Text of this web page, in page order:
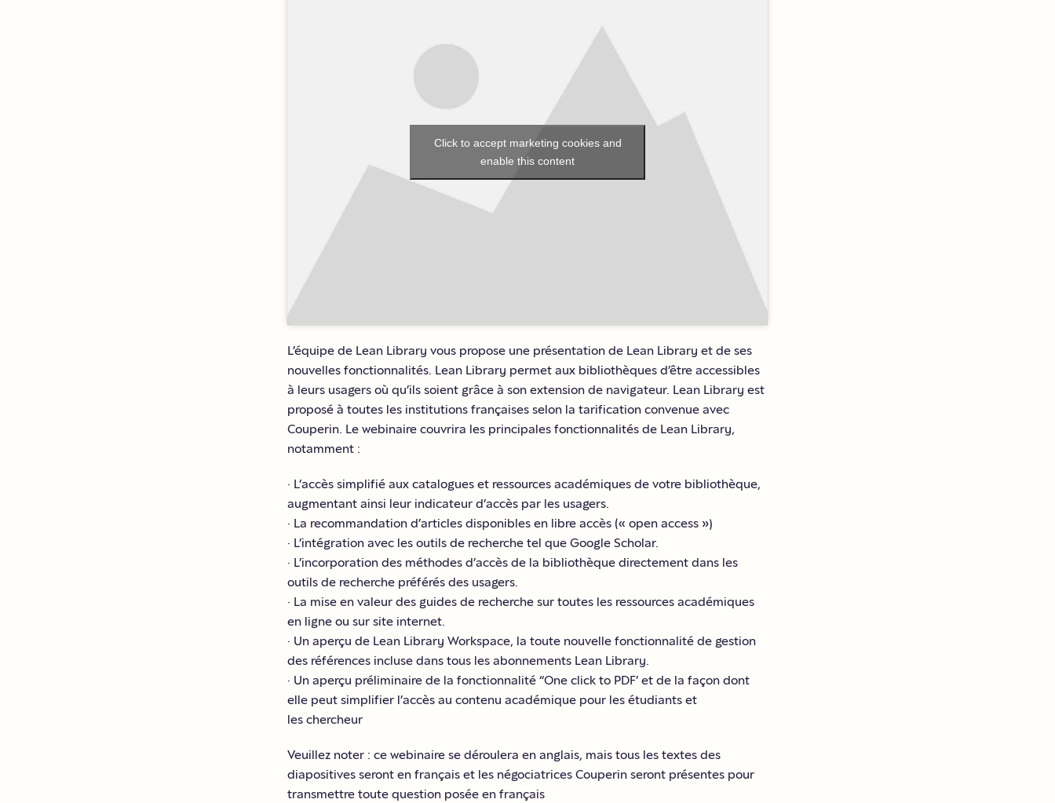
Click to accept marketing cookies and
enable this content
L’équipe de Lean Library vous propose une présentation de Lean Library et de ses
nouvelles fonctionnalités. Lean Library permet aux bibliothèques d’être accessibles
à leurs usagers où qu’ils soient grâce à son extension de navigateur. Lean Library est
proposé à toutes les institutions françaises selon la tarification convenue avec
Couperin. Le webinaire couvrira les principales fonctionnalités de Lean Library,
notamment :
· L’accès simplifié aux catalogues et ressources académiques de votre bibliothèque,
augmentant ainsi leur indicateur d’accès par les usagers.
· La recommandation d’articles disponibles en libre accès (« open access »)
· L’intégration avec les outils de recherche tel que Google Scholar.
· L’incorporation des méthodes d’accès de la bibliothèque directement dans les
outils de recherche préférés des usagers.
· La mise en valeur des guides de recherche sur toutes les ressources académiques
en ligne ou sur site internet.
· Un aperçu de Lean Library Workspace, la toute nouvelle fonctionnalité de gestion
des références incluse dans tous les abonnements Lean Library.
· Un aperçu préliminaire de la fonctionnalité “One click to PDF’ et de la façon dont
elle peut simplifier l’accès au contenu académique pour les étudiants et
les chercheur
Veuillez noter : ce webinaire se déroulera en anglais, mais tous les textes des
diapositives seront en français et les négociatrices Couperin seront présentes pour
transmettre toute question posée en français